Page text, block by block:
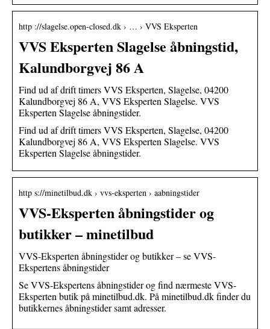
http ://slagelse.open-closed.dk › … › VVS Eksperten
VVS Eksperten Slagelse åbningstid,
Kalundborgvej 86 A
Find ud af drift timers VVS Eksperten, Slagelse, 04200
Kalundborgvej 86 A, VVS Eksperten Slagelse. VVS
Eksperten Slagelse åbningstider.
Find ud af drift timers VVS Eksperten, Slagelse, 04200
Kalundborgvej 86 A, VVS Eksperten Slagelse. VVS
Eksperten Slagelse åbningstider.
http s://minetilbud.dk › vvs-eksperten › aabningstider
VVS-Eksperten åbningstider og
butikker – minetilbud
VVS-Eksperten åbningstider og butikker – se VVS-
Ekspertens åbningstider
Se VVS-Ekspertens åbningstider og find nærmeste VVS-
Eksperten butik på minetilbud.dk. På minetilbud.dk finder du
butikkernes åbningstider samt adresser.